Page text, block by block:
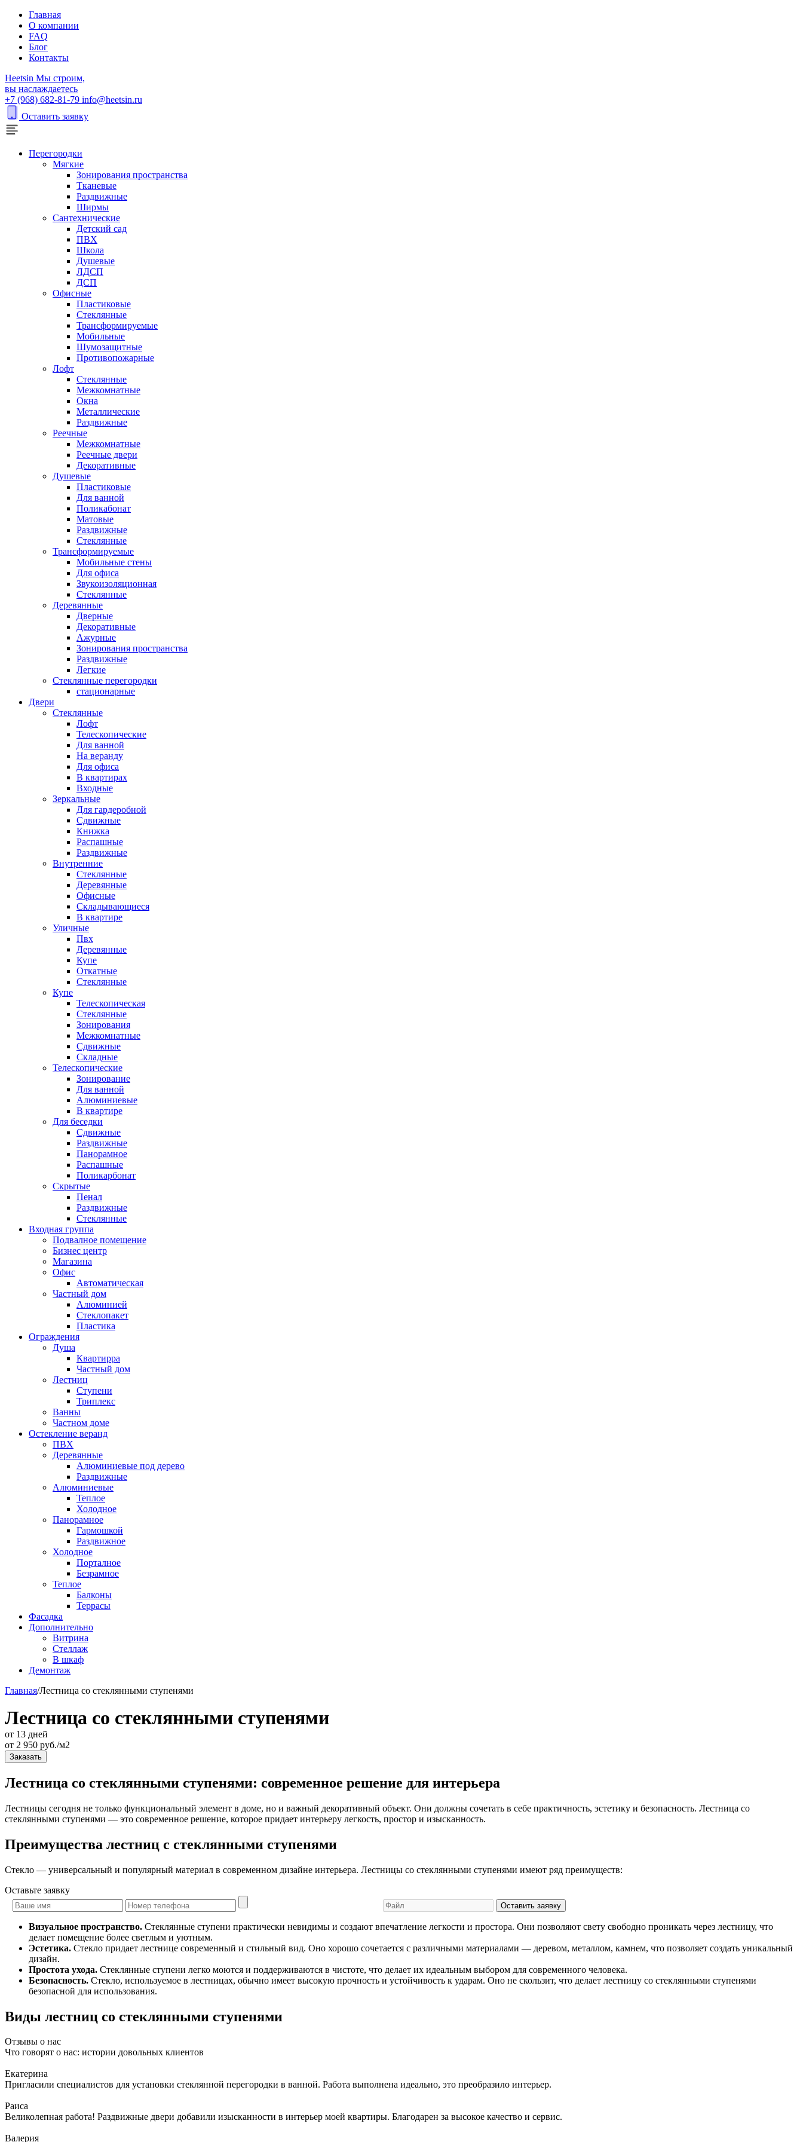
Главная
О компании
FAQ
Блог
Контакты
Heetsin Мы строим,
вы наслаждаетесь
+7 (968) 682-81-79 info@heetsin.ru
Оставить заявку
Перегородки
Мягкие
Зонирования пространства
Тканевые
Раздвижные
Ширмы
Сантехнические
Детский сад
ПВХ
Школа
Душевые
ЛДСП
ДСП
Офисные
Пластиковые
Стеклянные
Трансформируемые
Мобильные
Шумозащитные
Противопожарные
Лофт
Стеклянные
Межкомнатные
Окна
Металлические
Раздвижные
Реечные
Межкомнатные
Реечные двери
Декоративные
Душевые
Пластиковые
Для ванной
Поликабонат
Матовые
Раздвижные
Стеклянные
Трансформируемые
Мобильные стены
Для офиса
Звукоизоляционная
Стеклянные
Деревянные
Дверные
Декоративные
Ажурные
Зонирования пространства
Раздвижные
Легкие
Стеклянные перегородки
стационарные
Двери
Стеклянные
Лофт
Телескопические
Для ванной
На веранду
Для офиса
В квартирах
Входные
Зеркальные
Для гардеробной
Сдвижные
Книжка
Распашные
Раздвижные
Внутренние
Стеклянные
Деревянные
Офисные
Складывающиеся
В квартире
Уличные
Пвх
Деревянные
Купе
Откатные
Стеклянные
Купе
Телескопическая
Стеклянные
Зонирования
Межкомнатные
Сдвижные
Складные
Телескопические
Зонирование
Для ванной
Алюминиевые
В квартире
Для беседки
Сдвижные
Раздвижные
Панорамное
Распашные
Поликарбонат
Скрытые
Пенал
Раздвижные
Стеклянные
Входная группа
Подвалное помещение
Бизнес центр
Магазина
Офис
Автоматическая
Частный дом
Алюминией
Стеклопакет
Пластика
Ограждения
Душа
Квартирра
Частный дом
Лестниц
Ступени
Триплекс
Ванны
Частном доме
Остекление веранд
ПВХ
Деревянные
Алюминиевые под дерево
Раздвижные
Алюминиевые
Теплое
Холодное
Панорамное
Гармошкой
Раздвижное
Холодное
Порталное
Безрамное
Теплое
Балконы
Террасы
Фасадка
Дополнительно
Витрина
Стеллаж
В шкаф
Демонтаж
Главная/Лестница со стеклянными ступенями
Лестница со стеклянными ступенями
от 13 дней
от 2 950 руб./м2
Заказать
Лестница со стеклянными ступенями: современное решение для интерьера
Лестницы сегодня не только функциональный элемент в доме, но и важный декоративный объект. Они должны сочетать в себе практичность, эстетику и безопасность. Лестница со
стеклянными ступенями — это современное решение, которое придает интерьеру легкость, простор и изысканность.
Преимущества лестниц с стеклянными ступенями
Стекло — универсальный и популярный материал в современном дизайне интерьера. Лестницы со стеклянными ступенями имеют ряд преимуществ:
Оставьте заявку
Оставить заявку
Визуальное пространство. Стеклянные ступени практически невидимы и создают впечатление легкости и простора. Они позволяют свету свободно проникать через лестницу, что
делает помещение более светлым и уютным.
Эстетика. Стекло придает лестнице современный и стильный вид. Оно хорошо сочетается с различными материалами — деревом, металлом, камнем, что позволяет создать уникальный
дизайн.
Простота ухода. Стеклянные ступени легко моются и поддерживаются в чистоте, что делает их идеальным выбором для современного человека.
Безопасность. Стекло, используемое в лестницах, обычно имеет высокую прочность и устойчивость к ударам. Оно не скользит, что делает лестницу со стеклянными ступенями
безопасной для использования.
Виды лестниц со стеклянными ступенями
Отзывы о нас
Что говорят о нас: истории довольных клиентов
Екатерина
Пригласили специалистов для установки стеклянной перегородки в ванной. Работа выполнена идеально, это преобразило интерьер.
Раиса
Великолепная работа! Раздвижные двери добавили изысканности в интерьер моей квартиры. Благодарен за высокое качество и сервис.
Валерия